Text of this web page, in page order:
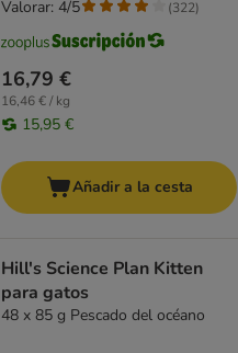
16,79 €
16,46 € / kg
15,95 €
Valorar: 4/5 (322)
Añadir a la cesta
Hill's Science Plan Kitten
para gatos
48 x 85 g Pescado del océano